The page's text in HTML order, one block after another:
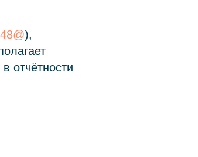
),
отчётности